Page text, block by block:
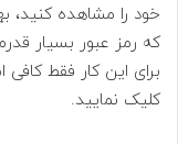
خود را مشاهده
که رمز عبور بسیار
کلیک نمایید.